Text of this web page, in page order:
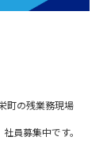
町の残業務現場
員募集中です。